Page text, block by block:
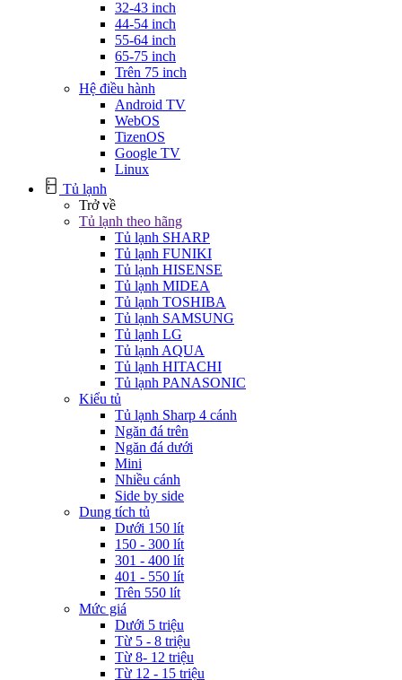
32-43 inch
44-54 inch
55-64 inch
65-75 inch
Trên 75 inch
Hệ điều hành
Android TV
WebOS
TizenOS
Google TV
Linux
Tủ lạnh
Trở về
Tủ lạnh theo hãng
Tủ lạnh SHARP
Tủ lạnh FUNIKI
Tủ lạnh HISENSE
Tủ lạnh MIDEA
Tủ lạnh TOSHIBA
Tủ lạnh SAMSUNG
Tủ lạnh LG
Tủ lạnh AQUA
Tủ lạnh HITACHI
Tủ lạnh PANASONIC
Kiểu tủ
Tủ lạnh Sharp 4 cánh
Ngăn đá trên
Ngăn đá dưới
Mini
Nhiều cánh
Side by side
Dung tích tủ
Dưới 150 lít
150 - 300 lít
301 - 400 lít
401 - 550 lít
Trên 550 lít
Mức giá
Dưới 5 triệu
Từ 5 - 8 triệu
Từ 8- 12 triệu
Từ 12 - 15 triệu